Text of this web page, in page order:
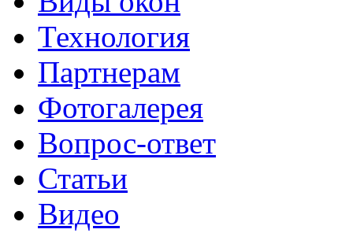
Технология
Партнерам
Фотогалерея
Вопрос-ответ
Статьи
Видео